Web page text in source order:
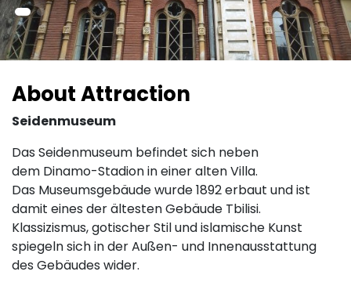
About Attraction
Seidenmuseum
Das Seidenmuseum befindet sich neben
dem Dinamo-Stadion in einer alten Villa.
Das Museumsgebäude wurde 1892 erbaut und ist
damit eines der ältesten Gebäude Tbilisi.
Klassizismus, gotischer Stil und islamische Kunst
spiegeln sich in der Außen- und Innenausstattung
des Gebäudes wider.